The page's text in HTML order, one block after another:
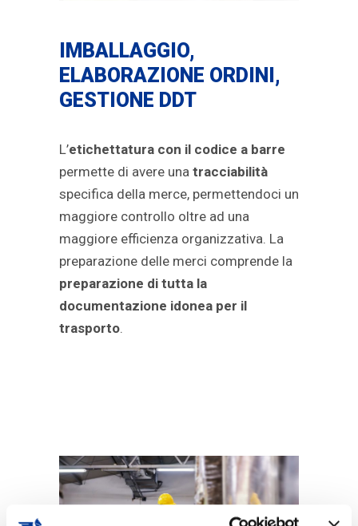
IMBALLAGGIO,
ELABORAZIONE ORDINI,
GESTIONE DDT
L’etichettatura con il codice a barre
permette di avere una tracciabilità
specifica della merce, permettendoci un
maggiore controllo oltre ad una
maggiore efficienza organizzativa. La
preparazione delle merci comprende la
preparazione di tutta la
documentazione idonea per il
trasporto.